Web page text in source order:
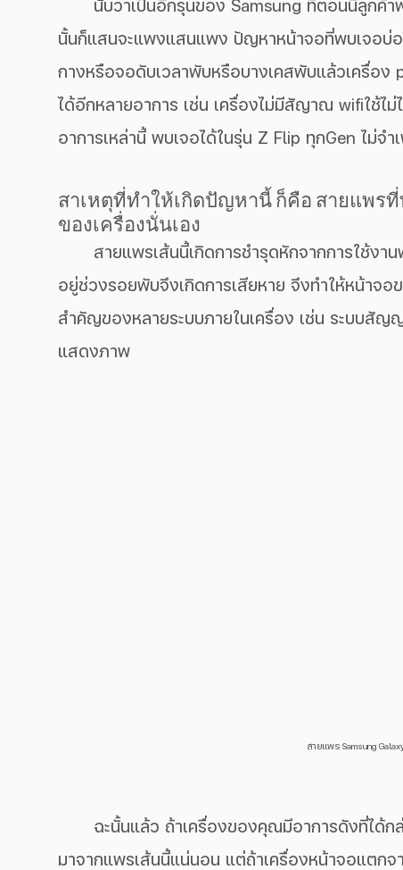
นั้นก็แสนจะแพงแสนแพง ปัญหาหน้าจอที่พบเจอบ่อ
กางหรือจอดับเวลาพับหรือบางเคสพับแล้วเครื่อง
ได้อีกหลายอาการ เช่น เครื่องไม่มีสัญาณ wifiใช้ไม่
อาการเหล่านี้ พบเจอได้ในรุ่น Z Flip ทุกGen ไม่จำ
สาเหตุที่ทำให้เกิดปัญหานี้ ก็คือ สายแพร
ของเครื่องนั่นเอง
อยู่ช่วงรอยพับจึงเกิดการเสียหาย จึงทำให้หน้าจอ
สำคัญของหลายระบบภายในเครื่อง เช่น ระบบสัญ
แสดงภาพ
สายแพร Samsung
มาจากแพรเส้นนี้แน่นอน แต่ถ้าเครื่องหน้าจอแตกจ